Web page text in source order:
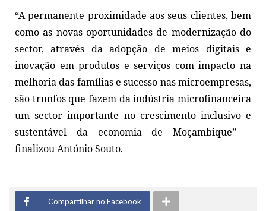
“A permanente proximidade aos seus clientes, bem
como as novas oportunidades de modernização do
sector, através da adopção de meios digitais e
inovação em produtos e serviços com impacto na
melhoria das famílias e sucesso nas microempresas,
são trunfos que fazem da indústria microfinanceira
um sector importante no crescimento inclusivo e
sustentável da economia de Moçambique” –
finalizou António Souto.
Compartilhar no Facebook